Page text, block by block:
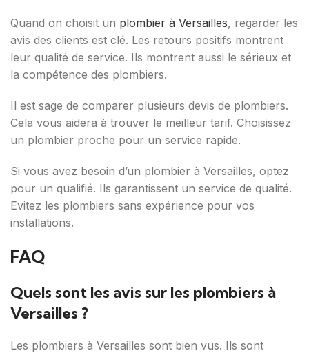
Quand on choisit un plombier à Versailles, regarder les
avis des clients est clé. Les retours positifs montrent
leur qualité de service. Ils montrent aussi le sérieux et
la compétence des plombiers.
Il est sage de comparer plusieurs devis de plombiers.
Cela vous aidera à trouver le meilleur tarif. Choisissez
un plombier proche pour un service rapide.
Si vous avez besoin d’un plombier à Versailles, optez
pour un qualifié. Ils garantissent un service de qualité.
Evitez les plombiers sans expérience pour vos
installations.
FAQ
Quels sont les avis sur les plombiers à
Versailles ?
Les plombiers à Versailles sont bien vus. Ils sont